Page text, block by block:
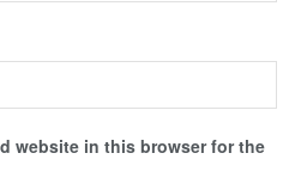
website in this browser for the